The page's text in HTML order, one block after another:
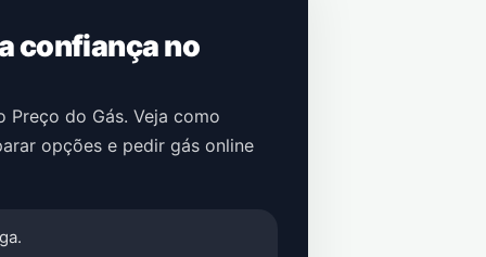
confiança no
do Gás. Veja como
opções e pedir gás online